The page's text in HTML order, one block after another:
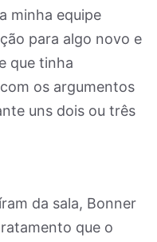
minha equipe
para algo novo e
que tinha
os argumentos
uns dois ou três
da sala, Bonner
que o